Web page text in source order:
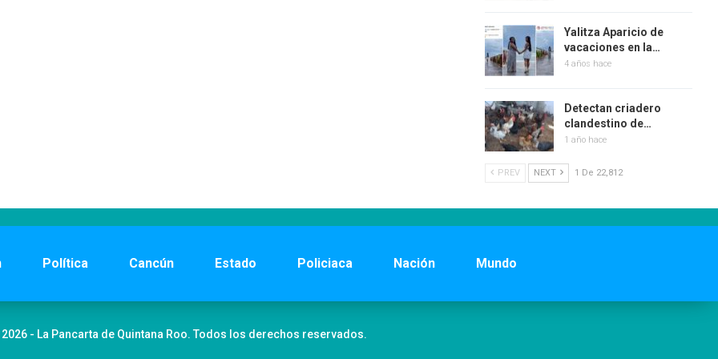
Yalitza Aparicio de
vacaciones en la…
4 años hace
Detectan criadero
clandestino de…
1 año hace
PREV NEXT 1 De 22,812
Política Cancún Estado Policiaca Nación Mundo
- La Pancarta de Quintana Roo. Todos los derechos reservados.